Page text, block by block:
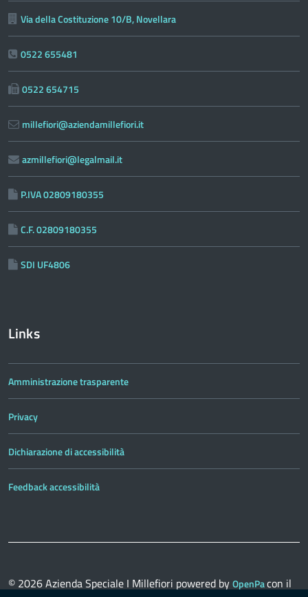
Via della Costituzione 10/B, Novellara
0522 655481
0522 654715
millefiori@aziendamillefiori.it
azmillefiori@legalmail.it
P.IVA 02809180355
C.F. 02809180355
SDI UF4806
Links
Amministrazione trasparente
Privacy
Dichiarazione di accessibilità
Feedback accessibilità
© 2026Azienda Speciale I Millefiori powered byOpenPacon il